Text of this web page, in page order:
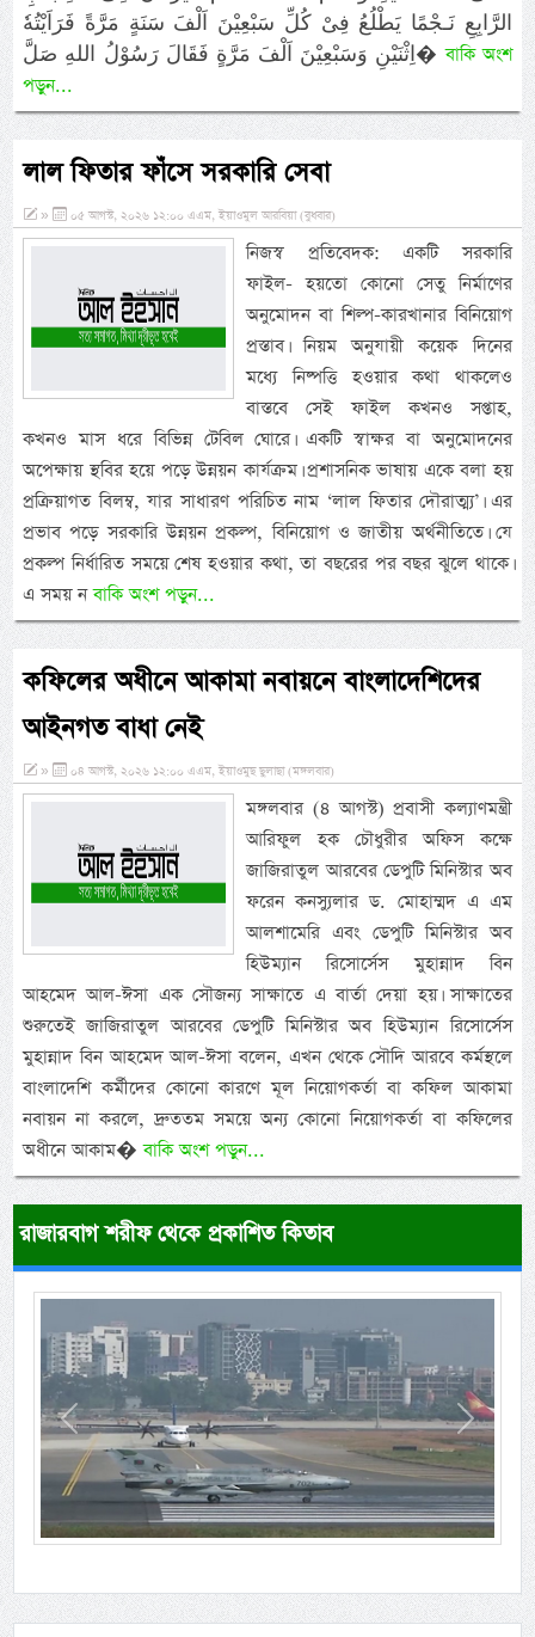
الرَّابِعِ نَـجْمًا يَطْلُعُ فِىْ كُلِّ سَبْعِيْنَ اَلْفَ سَنَةٍ مَرَّةً فَرَاَيْتُهٗ
اِثْنَيْنِ وَسَبْعِيْنَ اَلْفَ مَرَّةٍ فَقَالَ رَسُوْلُ اللهِ صَلَّ�বাকি অংশ
পড়ুন...
লাল ফিতার ফাঁসে সরকারি সেবা
» ০৫ আগস্ট, ২০২৬ ১২:০০ এএম, ইয়াওমুল আরবিয়া (বুধবার)
নিজস্ব প্রতিবেদক: একটি সরকারি
ফাইল- হয়তো কোনো সেতু নির্মাণের
অনুমোদন বা শিল্প-কারখানার বিনিয়োগ
প্রস্তাব। নিয়ম অনুযায়ী কয়েক দিনের
মধ্যে নিষ্পত্তি হওয়ার কথা থাকলেও
বাস্তবে সেই ফাইল কখনও সপ্তাহ,
কখনও মাস ধরে বিভিন্ন টেবিল ঘোরে। একটি স্বাক্ষর বা অনুমোদনের
অপেক্ষায় স্থবির হয়ে পড়ে উন্নয়ন কার্যক্রম। প্রশাসনিক ভাষায় একে বলা হয়
প্রক্রিয়াগত বিলম্ব, যার সাধারণ পরিচিত নাম ‘লাল ফিতার দৌরাত্ম্য’। এর
প্রভাব পড়ে সরকারি উন্নয়ন প্রকল্প, বিনিয়োগ ও জাতীয় অর্থনীতিতে। যে
প্রকল্প নির্ধারিত সময়ে শেষ হওয়ার কথা, তা বছরের পর বছর ঝুলে থাকে।
এ সময় নবাকি অংশ পড়ুন...
কফিলের অধীনে আকামা নবায়নে বাংলাদেশিদের
আইনগত বাধা নেই
» ০৪ আগস্ট, ২০২৬ ১২:০০ এএম, ইয়াওমুছ ছুলাছা (মঙ্গলবার)
মঙ্গলবার (৪ আগস্ট) প্রবাসী কল্যাণমন্ত্রী
আরিফুল হক চৌধুরীর অফিস কক্ষে
জাজিরাতুল আরবের ডেপুটি মিনিস্টার অব
ফরেন কনস্যুলার ড. মোহাম্মদ এ এম
আলশামেরি এবং ডেপুটি মিনিস্টার অব
হিউম্যান রিসোর্সেস মুহান্নাদ বিন
আহমেদ আল-ঈসা এক সৌজন্য সাক্ষাতে এ বার্তা দেয়া হয়। সাক্ষাতের
শুরুতেই জাজিরাতুল আরবের ডেপুটি মিনিস্টার অব হিউম্যান রিসোর্সেস
মুহান্নাদ বিন আহমেদ আল-ঈসা বলেন, এখন থেকে সৌদি আরবে কর্মস্থলে
বাংলাদেশি কর্মীদের কোনো কারণে মূল নিয়োগকর্তা বা কফিল আকামা
নবায়ন না করলে, দ্রুততম সময়ে অন্য কোনো নিয়োগকর্তা বা কফিলের
অধীনে আকাম�বাকি অংশ পড়ুন...
রাজারবাগ শরীফ থেকে প্রকাশিত কিতাব
Previous Next